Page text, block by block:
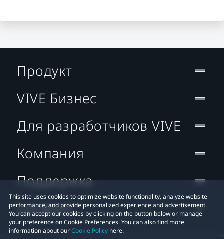
This site uses cookies to optimize website functionality, analyze website
performance, and provide personalized experience and advertisement.
You can accept our cookies by clicking on the button below or manage
your preference on Cookie Preferences. You can also find more
information about ourCookie Policy here.
Продукт
VIVE Бизнес
Для разработчиков VIVE
Компания
Поддержка
Location